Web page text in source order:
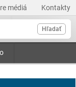
médiá Kontakty
Hľadať